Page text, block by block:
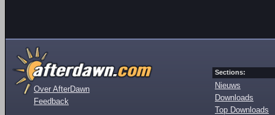
Over AfterDawn
Feedback
Sections:
Nieuws
Downloads
Top Downloads